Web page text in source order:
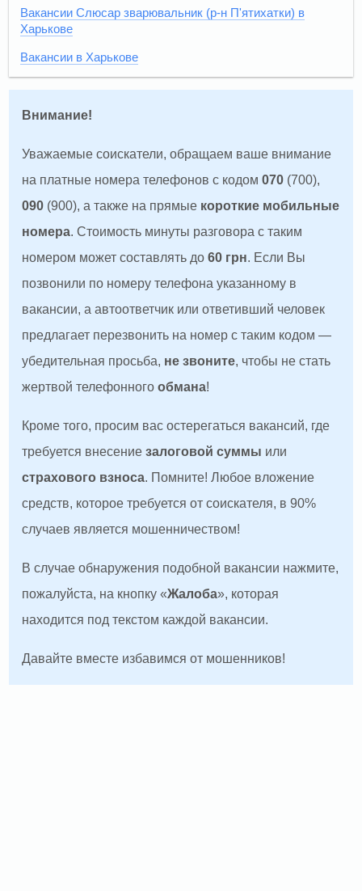
Вакансии Слюсар зварювальник (р-н П'ятихатки) в
Харькове
Вакансии в Харькове
Внимание!
Уважаемые соискатели, обращаем ваше внимание
на платные номера телефонов с кодом070 (700),
090 (900), а также на прямые короткие мобильные
номера. Стоимость минуты разговора с таким
номером может составлять до60 грн. Если Вы
позвонили по номеру телефона указанному в
вакансии, а автоответчик или ответивший человек
предлагает перезвонить на номер с таким кодом —
убедительная просьба, не звоните, чтобы не стать
жертвой телефонногообмана!
Кроме того, просим вас остерегаться вакансий, где
требуется внесениезалоговой суммы или
страхового взноса. Помните! Любое вложение
средств, которое требуется от соискателя, в 90%
случаев является мошенничеством!
В случае обнаружения подобной вакансии нажмите,
пожалуйста, на кнопку «Жалоба», которая
находится под текстом каждой вакансии.
Давайте вместе избавимся от мошенников!